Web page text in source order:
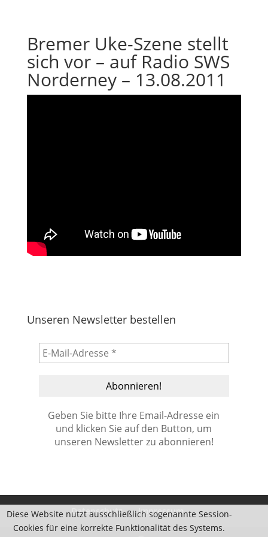
Bremer Uke-Szene stellt
sich vor – auf Radio SWS
Norderney – 13.08.2011
Unseren Newsletter bestellen
Geben Sie bitte Ihre Email-Adresse ein
und klicken Sie auf den Button, um
unseren Newsletter zu abonnieren!
Datenschutz Impressum
Diese Website nutzt ausschließlich sogenannte Session-
Cookies für eine korrekte Funktionalität des Systems.